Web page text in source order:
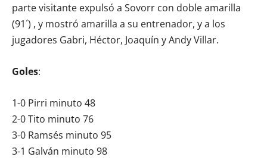
parte visitante expulsó a Sovorr con doble amarilla
(91´) , y mostró amarilla a su entrenador, y a los
jugadores Gabri, Héctor, Joaquín y Andy Villar.
Goles:
1-0 Pirri minuto 48
2-0 Tito minuto 76
3-0 Ramsés minuto 95
3-1 Galván minuto 98